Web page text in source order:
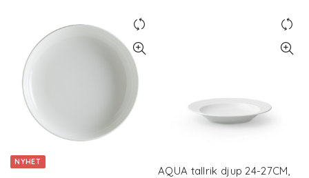
har
varianter.
alternativen
väljas
varianter.
kan
väljas
NYHET
AQUA tallrik djup 24-27CM,